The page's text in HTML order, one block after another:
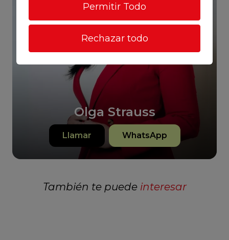
Olga Strauss
Llamar WhatsApp
También te puede interesar
Permitir Todo
Rechazar todo